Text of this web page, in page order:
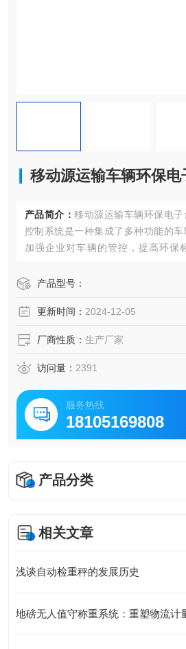
移动源运输车辆环保电
产品简介： 移动源运输车辆环保电
控制系统是一种集成了多种功能的
加强企业对车辆的管控，提高环保
门禁系统相结合，形成一个完整的车
1. 车牌识别与车辆信息采集：系统能
车辆的结构化特
产品型号：
更新时间： 2024-12-05
厂商性质： 生产厂家
访问量： 2391
服务热线
18105169808
产品分类
相关文章
浅谈自动检重秤的发展历史
地磅无人值守称重系统：重塑物流计